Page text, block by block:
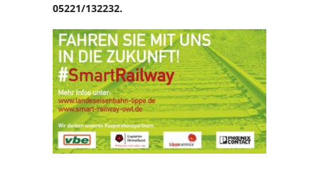
05221/132232.